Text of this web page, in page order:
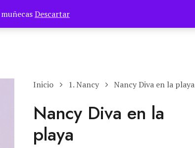
Descartar
Inicio 1. Nancy Nancy Diva en la playa
Nancy Diva en la
playa